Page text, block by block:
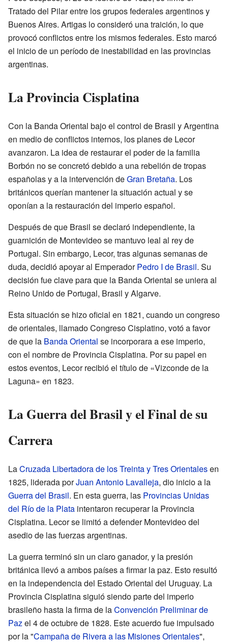
Tratado del Pilar entre los grupos federales argentinos y
Buenos Aires. Artigas lo consideró una traición, lo que
provocó conflictos entre los mismos federales. Esto marcó
el inicio de un período de inestabilidad en las provincias
argentinas.
La Provincia Cisplatina
Con la Banda Oriental bajo el control de Brasil y Argentina
en medio de conflictos internos, los planes de Lecor
avanzaron. La idea de restaurar el poder de la familia
Borbón no se concretó debido a una rebelión de tropas
españolas y a la intervención deGran Bretaña. Los
británicos querían mantener la situación actual y se
oponían a la restauración del imperio español.
Después de que Brasil se declaró independiente, la
guarnición de Montevideo se mantuvo leal al rey de
Portugal. Sin embargo, Lecor, tras algunas semanas de
duda, decidió apoyar al EmperadorPedro I de Brasil. Su
decisión fue clave para que la Banda Oriental se uniera al
Reino Unido de Portugal, Brasil y Algarve.
Esta situación se hizo oficial en 1821, cuando un congreso
de orientales, llamado Congreso Cisplatino, votó a favor
de que la Banda Oriental se incorporara a ese imperio,
con el nombre de Provincia Cisplatina. Por su papel en
estos eventos, Lecor recibió el título de «Vizconde de la
Laguna» en 1823.
La Guerra del Brasil y el Final de su
Carrera
LaCruzada Libertadora de los Treinta y Tres Orientalesen
1825, liderada porJuan Antonio Lavalleja, dio inicio a la
Guerra del Brasil. En esta guerra, las Provincias Unidas
del Río de la Plata intentaron recuperar la Provincia
Cisplatina. Lecor se limitó a defender Montevideo del
asedio de las fuerzas argentinas.
La guerra terminó sin un claro ganador, y la presión
británica llevó a ambos países a firmar la paz. Esto resultó
en la independencia del Estado Oriental del Uruguay. La
Provincia Cisplatina siguió siendo parte del imperio
brasileño hasta la firma de laConvención Preliminar de
Pazel 4 de octubre de 1828. Este acuerdo fue impulsado
por la "Campaña de Rivera a las Misiones Orientales",